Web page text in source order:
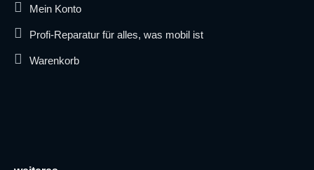
Mein Konto
Profi-Reparatur für alles, was mobil ist
Warenkorb